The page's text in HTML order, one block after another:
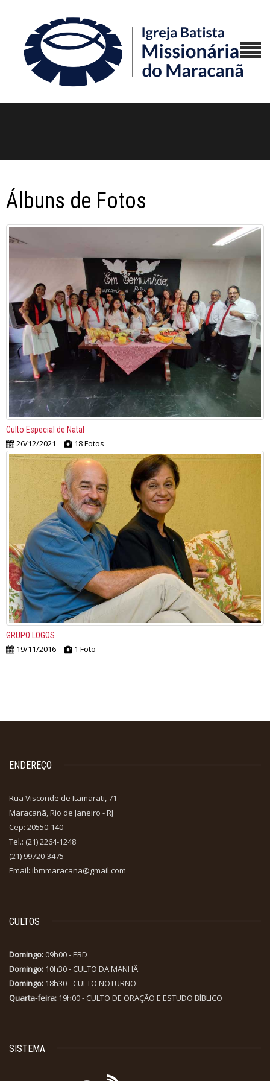
Álbuns de Fotos
Culto Especial de Natal
26/12/2021 18 Fotos
GRUPO LOGOS
19/11/2016 1 Foto
ENDEREÇO
Rua Visconde de Itamarati, 71
Maracanã, Rio de Janeiro - RJ
Cep: 20550-140
Tel.: (21) 2264-1248
(21) 99720-3475
Email: ibmmaracana@gmail.com
CULTOS
Domingo:09h00 - EBD
Domingo: 10h30 - CULTO DA MANHÃ
Domingo: 18h30 - CULTO NOTURNO
Quarta-feira: 19h00 - CULTO DE ORAÇÃO E ESTUDO BÍBLICO
SISTEMA